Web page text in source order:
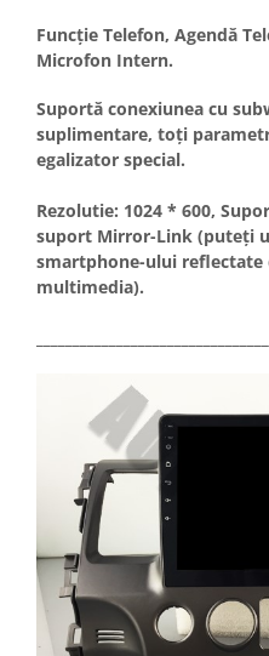
Conectică Kia
Conectică Mitsubishi
Funcție Telefon, Agendă
Microfon Intern.
Suportă conexiunea cu
suplimentare, toți
egalizator special.
Rezolutie: 1024 * 600,
suport Mirror-Link (puteți
smartphone-ului
multimedia).